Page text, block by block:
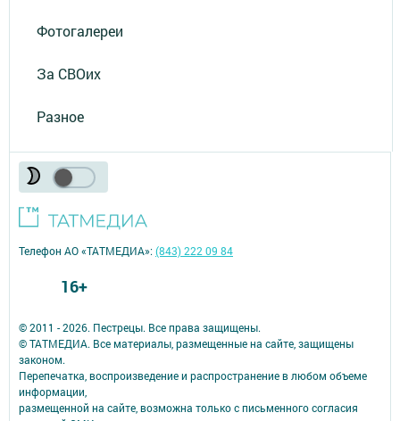
Фотогалереи
За СВОих
Разное
© 2011 - 2026. Пестрецы. Все права защищены.
© ТАТМЕДИА. Все материалы, размещенные на сайте, защищены
законом.
Перепечатка, воспроизведение и распространение в любом объеме
информации,
размещенной на сайте, возможна только с письменного согласия
Телефон АО «ТАТМЕДИА»:(843) 222 09 84
16+